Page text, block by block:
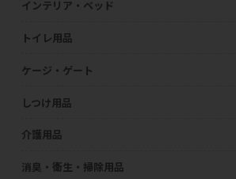
インテリア・ベッド
トイレ用品
ケージ・ゲート
しつけ用品
介護用品
消臭・衛生・掃除用品